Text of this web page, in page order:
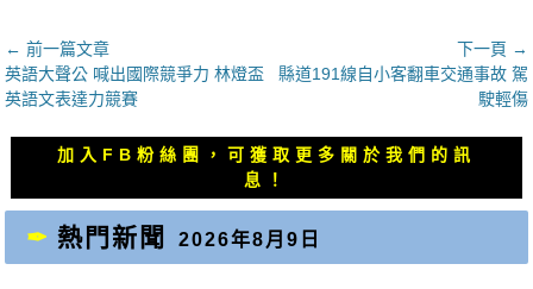
文
章
導
覽
← 前一篇文章
上
一
英語大聲公 喊出國際競爭力 林燈盃
英語文表達力競賽
下一頁 →
下
文
章：
縣道191線自小客翻車交通事故 駕
駛輕傷
加入FB粉絲團，可獲取更多關於我們的訊
息！
熱門新聞 2026年8月9日